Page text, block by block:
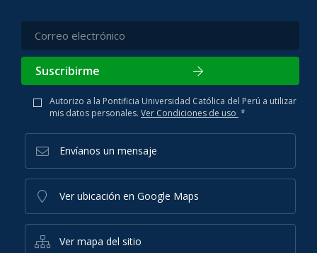
Suscribirme
Autorizo a la Pontificia Universidad Católica del Perú a utilizar
mis datos personales. Ver Condiciones de uso *
Envíanos un mensaje
Ver ubicación en Google Maps
Ver mapa del sitio